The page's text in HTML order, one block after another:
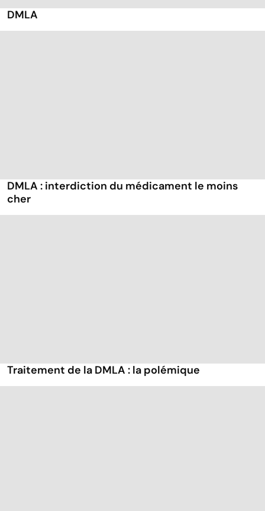
DMLA
DMLA : interdiction du médicament le moins
cher
Traitement de la DMLA : la polémique